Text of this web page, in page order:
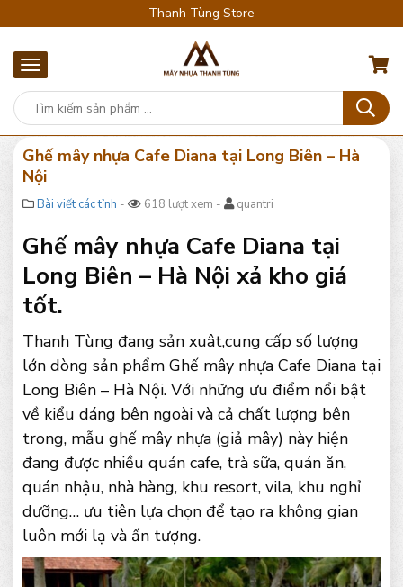
Thanh Tùng Store
Ghế mây nhựa Cafe Diana tại Long Biên – Hà
Nội
Bài viết các tỉnh - 618 lượt xem - quantri
Ghế mây nhựa Cafe Diana tại
Long Biên – Hà Nội xả kho giá
tốt.
Thanh Tùng đang sản xuât,cung cấp số lượng
lớn dòng sản phẩm Ghế mây nhựa Cafe Diana tại
Long Biên – Hà Nội. Với những ưu điểm nổi bật
về kiểu dáng bên ngoài và cả chất lượng bên
trong, mẫu ghế mây nhựa (giả mây) này hiện
đang được nhiều quán cafe, trà sữa, quán ăn,
quán nhậu, nhà hàng, khu resort, vila, khu nghỉ
dưỡng… ưu tiên lựa chọn để tạo ra không gian
luôn mới lạ và ấn tượng.